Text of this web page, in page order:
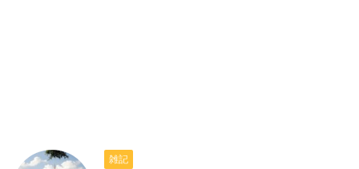
雑記